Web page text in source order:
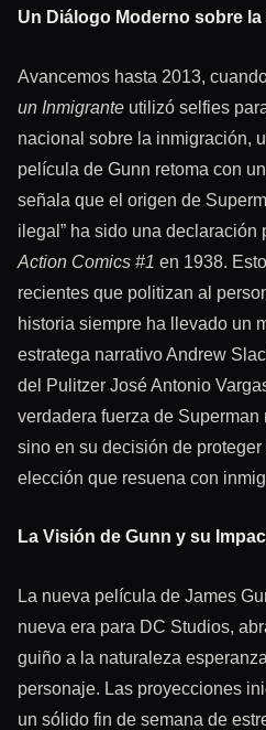
Un Diálogo Moderno sobre
Avancemos hasta 2013,
un Inmigrante utilizó selfies
nacional sobre la inmigración,
película de Gunn retoma con
señala que el origen de
ilegal” ha sido una declaración
Action Comics #1 en 1938.
recientes que politizan al
historia siempre ha llevado un
estratega narrativo Andrew
del Pulitzer José Antonio
verdadera fuerza de
sino en su decisión de
elección que resuena con
La Visión de Gunn y su
La nueva película de James
nueva era para DC Studios,
guiño a la naturaleza
personaje. Las proyecciones
un sólido fin de semana de